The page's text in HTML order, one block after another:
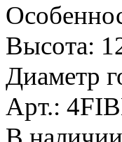
Высота:
Диаметр
Арт.: